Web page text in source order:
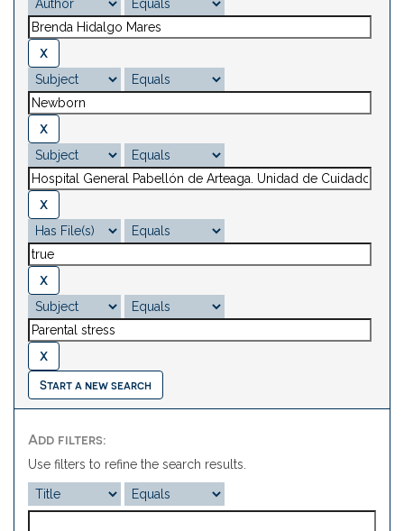
Start a new search
Add filters:
Use filters to refine the search results.